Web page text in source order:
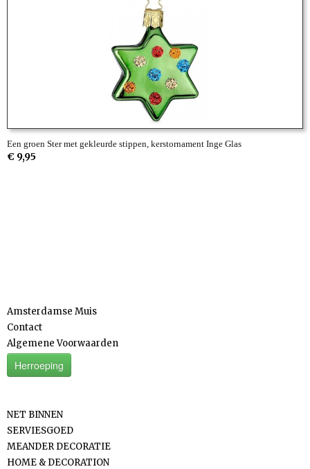
Een groen Ster met gekleurde stippen, kerstornament Inge Glas
€ 9,95
Amsterdamse Muis
Contact
Algemene Voorwaarden
Herroeping
NET BINNEN
SERVIESGOED
MEANDER DECORATIE
HOME & DECORATION